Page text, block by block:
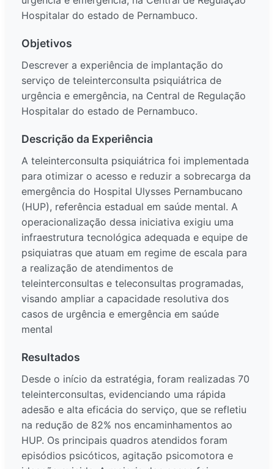
Hospitalar do estado de Pernambuco.
Objetivos
Descrever a experiência de implantação do
serviço de teleinterconsulta psiquiátrica de
urgência e emergência, na Central de Regulação
Hospitalar do estado de Pernambuco.
Descrição da Experiência
A teleinterconsulta psiquiátrica foi implementada
para otimizar o acesso e reduzir a sobrecarga da
emergência do Hospital Ulysses Pernambucano
(HUP), referência estadual em saúde mental. A
operacionalização dessa iniciativa exigiu uma
infraestrutura tecnológica adequada e equipe de
psiquiatras que atuam em regime de escala para
a realização de atendimentos de
teleinterconsultas e teleconsultas programadas,
visando ampliar a capacidade resolutiva dos
casos de urgência e emergência em saúde
mental
Resultados
Desde o início da estratégia, foram realizadas 70
teleinterconsultas, evidenciando uma rápida
adesão e alta eficácia do serviço, que se refletiu
na redução de 82% nos encaminhamentos ao
HUP. Os principais quadros atendidos foram
episódios psicóticos, agitação psicomotora e